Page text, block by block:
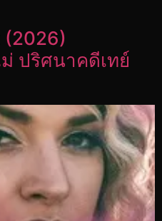
(2026)
ปริศนาคดีเทย์